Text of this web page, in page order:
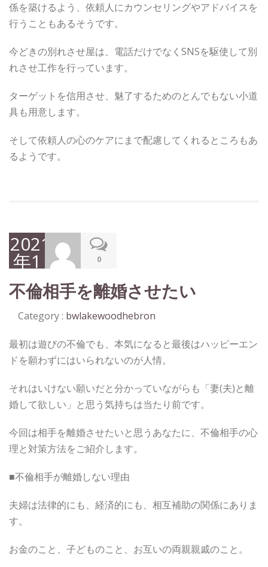
係を築けるよう、依頼人にカウンセリングやアドバイスを
行うこともあるそうです。
今どきの別れさせ屋は、電話だけでなくSNSを駆使して別
れさせ工作を行っています。
ターゲットを信用させ、魅了するためのとんでもない小道
具も用意します。
そして依頼人の心のケアにまで配慮してくれるところもあ
るようです。
2021
年1
月
15
日
0
不倫相手を離婚させたい
Category : bwlakewoodhebron
最初は遊びの不倫でも、本気になると最後はハッピーエン
ドを願わずにはいられないのが人情。
それはいけない願いだと分かっていながらも「妻(夫)と離
婚して欲しい」と思う気持ちは当たり前です。
今回は相手を離婚させたいと思うあなたに、不倫相手の心
理と対策方法をご紹介します。
■不倫相手が離婚しない理由
夫婦は法律的にも、経済的にも、相互補助の関係にありま
す。
お金のこと、子どものこと、お互いの両親親戚のこと。